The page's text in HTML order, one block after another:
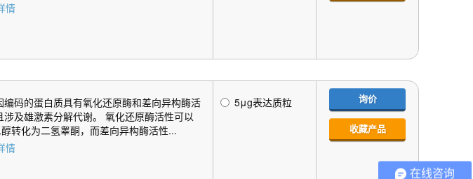
情
编码的蛋白质具有氧化还原酶和差向异构酶活
涉及雄激素分解代谢。 氧化还原酶活性可以
转化为二氢睾酮，而差向异构酶活性...
情
5μg表达质粒 询价
收藏产品
在线咨询